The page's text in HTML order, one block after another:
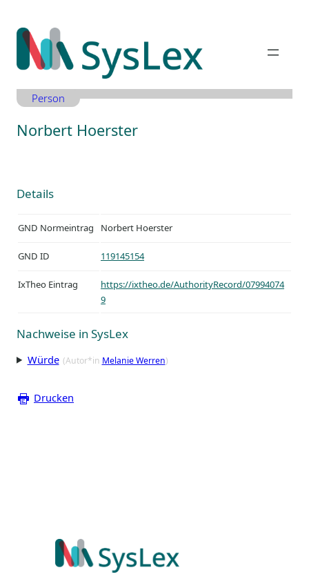
Inhalt
springen
Person
Norbert Hoerster
Details
GND Normeintrag Norbert Hoerster
GND ID 119145154
IxTheo Eintrag
https://ixtheo.de/AuthorityRecord/07994074
9
Nachweise in SysLex
Würde (Autor*in Melanie Werren)
Drucken